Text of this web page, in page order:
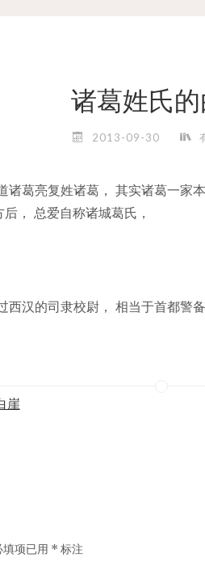
诸葛姓氏
2013-09-30
诸葛亮复姓诸葛， 其实诸葛一家
， 总爱自称诸城葛氏，
汉的司隶校尉， 相当于首都警备
崖
填项已用 * 标注